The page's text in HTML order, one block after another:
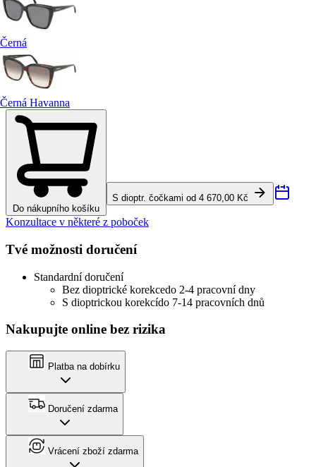
Černá
Černá Havanna
Do nákupního košíku
S dioptr. čočkami od 4 670,00 Kč
Konzultace v některé z poboček
Tvé možnosti doručení
Standardní doručení
Bez dioptrické korekcedo 2-4 pracovní dny
S dioptrickou korekcído 7-14 pracovních dnů
Nakupujte online bez rizika
Platba na dobírku
Doručení zdarma
Vrácení zboží zdarma